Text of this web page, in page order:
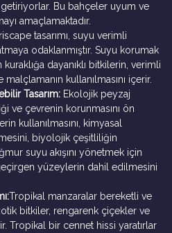
Bu bahçeler uyum ve
amaçlamaktadır.
tasarımı, suyu verimli
odaklanmıştır. Suyu korumak
kuraklığa dayanıklı bitkilerin, verimli
kullanılmasını içerir.
Tasarım: Ekolojik peyzaj
ve çevrenin korunmasını ön
kullanılmasını, kimyasal
biyolojik çeşitliliğin
suyu akışını yönetmek için
yüzeylerin dahil edilmesini
Tropikal manzaralar bereketli ve
bitkiler, rengarenk çiçekler ve
Tropikal bir cennet hissi yaratırlar